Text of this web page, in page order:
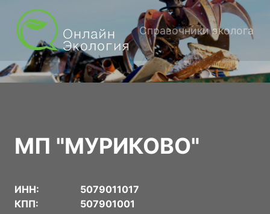
Справочники эколога
МП "МУРИКОВО"
ИНН:
5079011017
КПП:
507901001